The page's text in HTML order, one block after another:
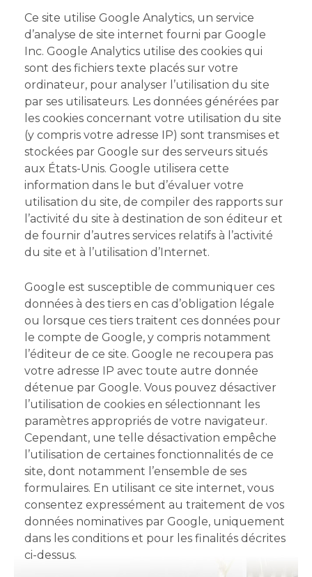
Ce site utilise Google Analytics, un service
d’analyse de site internet fourni par Google
Inc. Google Analytics utilise des cookies qui
sont des fichiers texte placés sur votre
ordinateur, pour analyser l’utilisation du site
par ses utilisateurs. Les données générées par
les cookies concernant votre utilisation du site
(y compris votre adresse IP) sont transmises et
stockées par Google sur des serveurs situés
aux États-Unis. Google utilisera cette
information dans le but d’évaluer votre
utilisation du site, de compiler des rapports sur
l’activité du site à destination de son éditeur et
de fournir d’autres services relatifs à l’activité
du site et à l’utilisation d’Internet.
Google est susceptible de communiquer ces
données à des tiers en cas d’obligation légale
ou lorsque ces tiers traitent ces données pour
le compte de Google, y compris notamment
l’éditeur de ce site. Google ne recoupera pas
votre adresse IP avec toute autre donnée
détenue par Google. Vous pouvez désactiver
l’utilisation de cookies en sélectionnant les
paramètres appropriés de votre navigateur.
Cependant, une telle désactivation empêche
l’utilisation de certaines fonctionnalités de ce
site, dont notamment l’ensemble de ses
formulaires. En utilisant ce site internet, vous
consentez expressément au traitement de vos
données nominatives par Google, uniquement
dans les conditions et pour les finalités décrites
ci-dessus.